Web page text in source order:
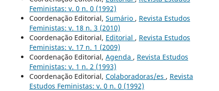
Feministas: v. 0 n. 0 (1992)
Coordenação Editorial, Sumário , Revista Estudos
Feministas: v. 18 n. 3 (2010)
Coordenação Editorial, Editorial , Revista Estudos
Feministas: v. 17 n. 1 (2009)
Coordenação Editorial, Agenda , Revista Estudos
Feministas: v. 1 n. 2 (1993)
Coordenação Editorial, Colaboradoras/es , Revista
Estudos Feministas: v. 0 n. 0 (1992)